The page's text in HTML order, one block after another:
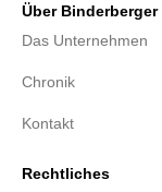
Über Binderberger
Das Unternehmen
Chronik
Kontakt
Rechtliches